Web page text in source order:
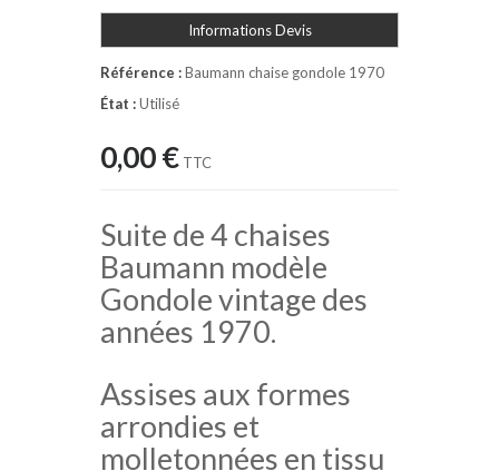
Informations Devis
Référence :Baumann chaise gondole 1970
État :Utilisé
0,00 € TTC
Suite de 4 chaises
Baumann modèle
Gondole vintage des
années 1970.
Assises aux formes
arrondies et
molletonnées en tissu